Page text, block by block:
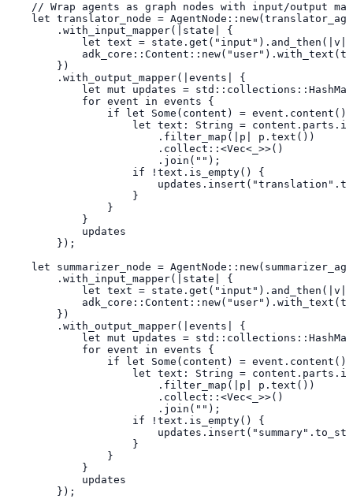
// Wrap agents as graph nodes with input/output
let translator_node =
        .with_input_mapper(|state| {
let text = state.get("input").and_then(|v|
        })
        .with_output_mapper(|events| {
let mut updates =
            for event in events {
if let Some(content) = event.content()
let text: String =
                        .filter_map(|p| p.text())
                        .collect::<Vec<_>>()
                        .join("");
                    if !text.is_empty() {
                    }
                }
            }
            updates
        });
let summarizer_node =
        .with_input_mapper(|state| {
let text = state.get("input").and_then(|v|
        })
        .with_output_mapper(|events| {
let mut updates =
            for event in events {
if let Some(content) = event.content()
let text: String =
                        .filter_map(|p| p.text())
                        .collect::<Vec<_>>()
                        .join("");
                    if !text.is_empty() {
                    }
                }
            }
            updates
        });